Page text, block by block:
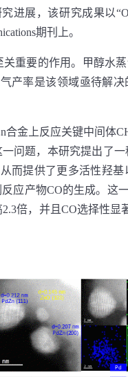
进展，该研究成果以“
期刊上。
重要的作用。甲醇水
产率是该领域亟待解
合金上反应关键中间体
问题，本研究提出了
而提供了更多活性羟基
应产物CO的生成。这
2.3倍，并且 CO选择性显